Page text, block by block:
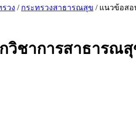
วง / กระทรวงสาธารณสุข / แนวข้อส
วิชาการสาธารณ